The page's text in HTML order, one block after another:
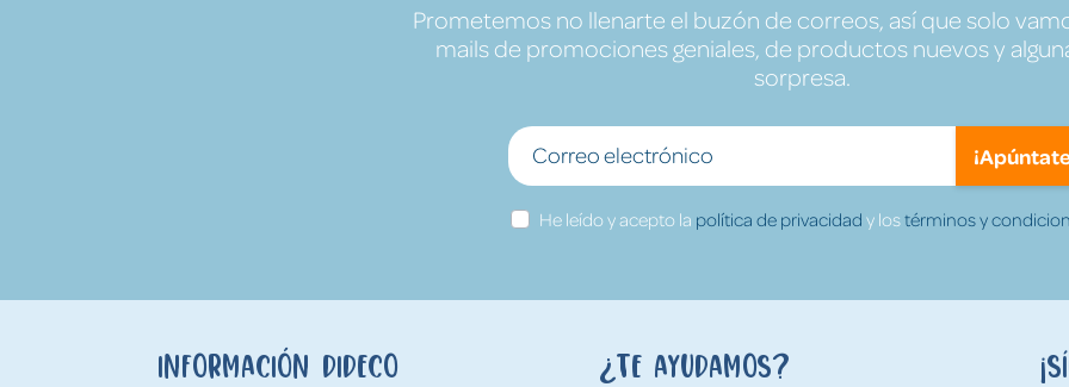
Prometemos no llenarte el buzón de correos, así que solo
mails de promociones geniales, de productos nuevos y
sorpresa.
He leído y acepto la política de privacidad y lostérminos y
Información Dideco ¿Te ayudamos?